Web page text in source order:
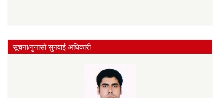
सूचना/गुनासो सुनवाई अधिकारी